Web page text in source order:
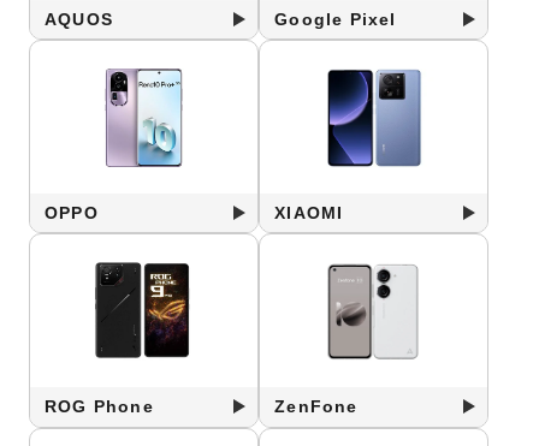
AQUOS Google Pixel
OPPO XIAOMI
ROG Phone ZenFone